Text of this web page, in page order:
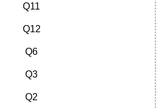
Q11
Q12
Q6
Q3
Q2